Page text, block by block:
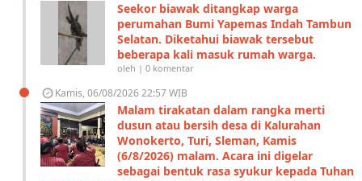
Seekor biawak ditangkap warga
perumahan Bumi Yapemas Indah Tambun
Selatan. Diketahui biawak tersebut
beberapa kali masuk rumah warga.
oleh | 0 komentar
Kamis, 06/08/2026 22:57 WIB
Malam tirakatan dalam rangka merti
dusun atau bersih desa di Kalurahan
Wonokerto, Turi, Sleman, Kamis
(6/8/2026) malam. Acara ini digelar
sebagai bentuk rasa syukur kepada Tuhan